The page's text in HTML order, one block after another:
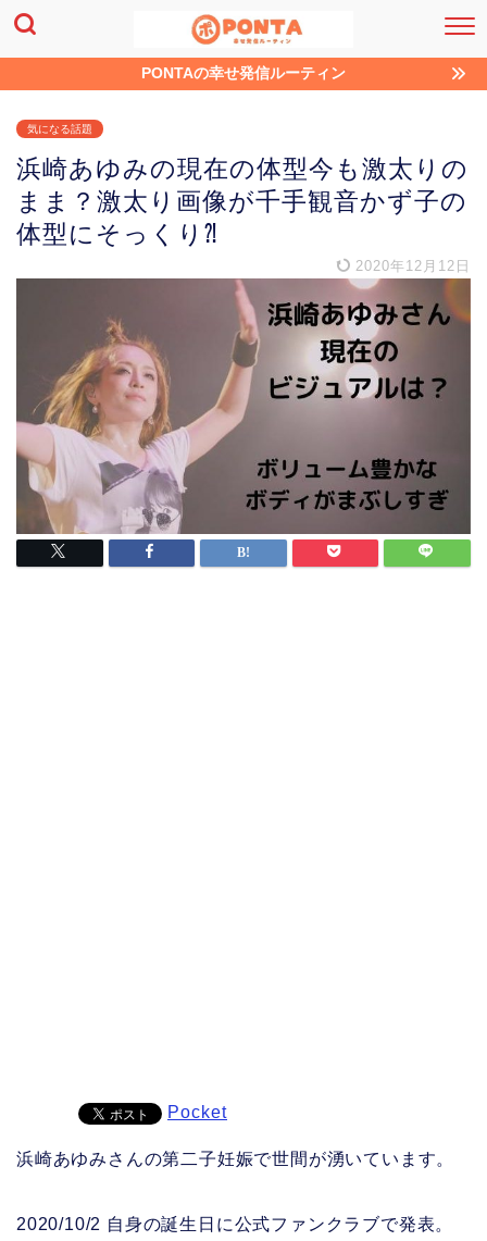
PONTAの幸せ発信ルーティン
気になる話題
浜崎あゆみの現在の体型今も激太りの
まま？激太り画像が千手観音かず子の
体型にそっくり⁈
2020年12月12日
Pocket
浜崎あゆみさんの第二子妊娠で世間が湧いています。
2020/10/2 自身の誕生日に公式ファンクラブで発表。